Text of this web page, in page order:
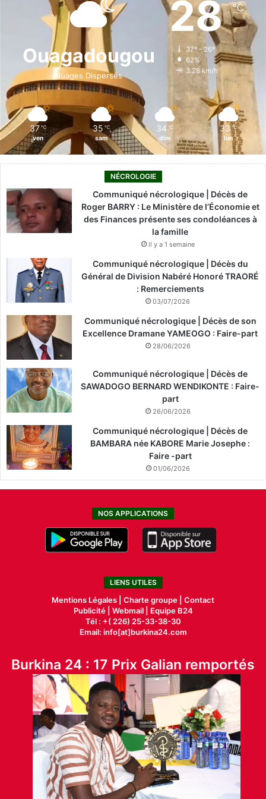
b
o
k
i
n
a
g
r
o
k
Ouagadougou
Nuages Dispersés
28℃
37º - 26º
62%
3.28 km/h
37 ℃
ven
35 ℃
sam
34 ℃
dim
33 ℃
lun
NÉCROLOGIE
Communiqué nécrologique | Décès de
Roger BARRY : Le Ministère de l’Économie et
des Finances présente ses condoléances à
la famille
il y a 1 semaine
Communiqué nécrologique | Décès du
Général de Division Nabéré Honoré TRAORÉ
: Remerciements
03/07/2026
Communiqué nécrologique | Décès de son
Excellence Dramane YAMEOGO : Faire-part
28/06/2026
Communiqué nécrologique | Décès de
SAWADOGO BERNARD WENDIKONTE : Faire-
part
26/06/2026
Communiqué nécrologique | Décès de
BAMBARA née KABORE Marie Josephe :
Faire -part
01/06/2026
NOS APPLICATIONS
LIENS UTILES
Mentions Légales | Charte groupe | Contact
Publicité| Webmail |
Equipe B24
Tél : +( 226) 25-33-38-30
Email: info[at]burkina24.com
Burkina 24 : 17 Prix Galian remportés